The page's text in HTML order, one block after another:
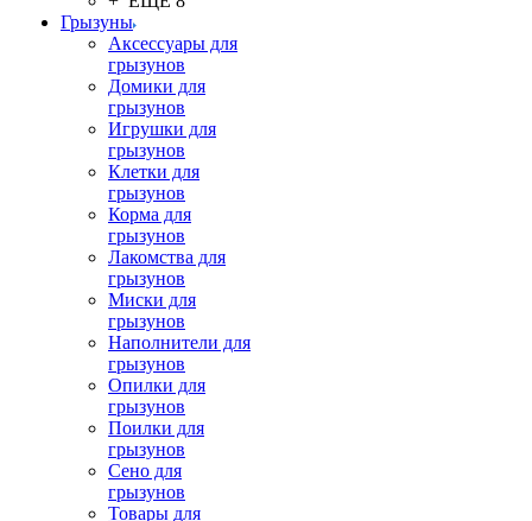
Грызуны
Аксессуары для
грызунов
Домики для
грызунов
Игрушки для
грызунов
Клетки для
грызунов
Корма для
грызунов
Лакомства для
грызунов
Миски для
грызунов
Наполнители для
грызунов
Опилки для
грызунов
Поилки для
грызунов
Сено для
грызунов
Товары для